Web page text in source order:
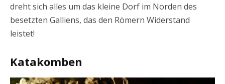
dreht sich alles um das kleine Dorf im Norden des
besetzten Galliens, das den Römern Widerstand
leistet!
Katakomben